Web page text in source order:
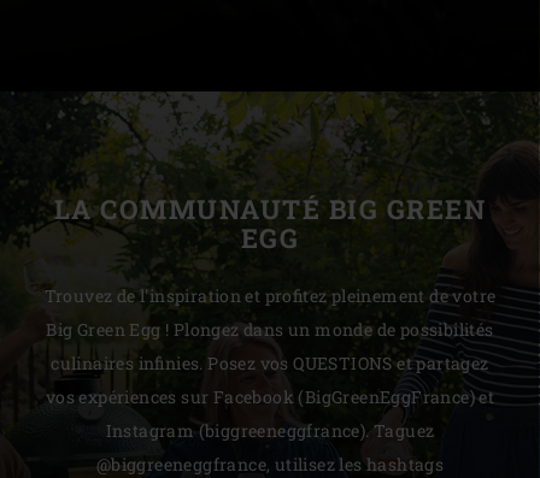
LA COMMUNAUTÉ BIG GREEN
EGG
Trouvez de l'inspiration et profitez pleinement de votre
Big Green Egg ! Plongez dans un monde de possibilités
culinaires infinies. Posez vos QUESTIONS et partagez
vos expériences sur Facebook (BigGreenEggFrance) et
Instagram (biggreeneggfrance). Taguez
@biggreeneggfrance, utilisez les hashtags